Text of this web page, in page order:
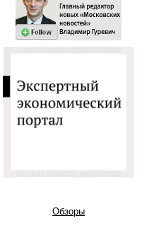
Обзоры